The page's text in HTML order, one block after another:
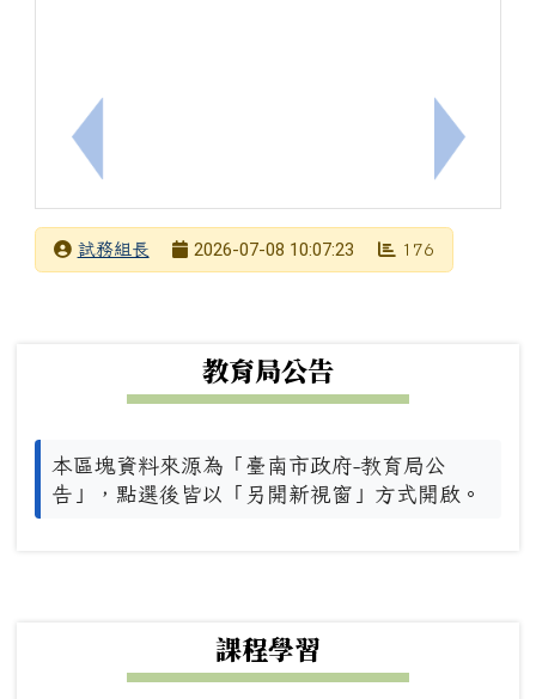
上一筆：115-1高三第一次模擬考考程及範圍表(7/
下一筆：
發布者試務組長
2026-07-08 10:07:23 176
教育局公告
本區塊資料來源為「臺南市政府-教育局公
告」，點選後皆以「另開新視窗」方式開啟。
課程學習